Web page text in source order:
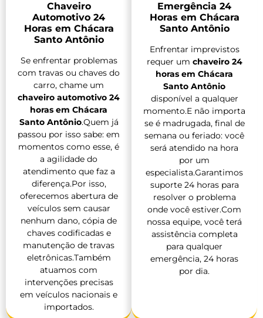
Chaveiro
Automotivo 24
Horas em Chácara
Santo Antônio
Se enfrentar problemas
com travas ou chaves do
carro, chame um
chaveiro automotivo 24
horas em Chácara
Santo Antônio.Quem já
passou por isso sabe: em
momentos como esse, é
a agilidade do
atendimento que faz a
diferença.Por isso,
oferecemos abertura de
veículos sem causar
nenhum dano, cópia de
chaves codificadas e
manutenção de travas
eletrônicas.Também
atuamos com
intervenções precisas
em veículos nacionais e
importados.
Emergência 24
Horas em Chácara
Santo Antônio
Enfrentar imprevistos
requer um chaveiro 24
horas em Chácara
Santo Antônio
disponível a qualquer
momento.E não importa
se é madrugada, final de
semana ou feriado: você
será atendido na hora
por um
especialista.Garantimos
suporte 24 horas para
resolver o problema
onde você estiver.Com
nossa equipe, você terá
assistência completa
para qualquer
emergência, 24 horas
por dia.